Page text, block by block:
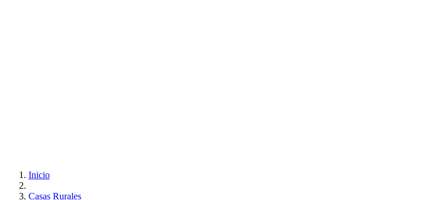
Inicio
Casas Rurales